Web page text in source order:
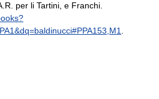
per li Tartini, e Franchi.
.